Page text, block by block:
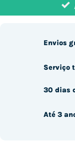
Envios
Serviço
30 dias
Até 3